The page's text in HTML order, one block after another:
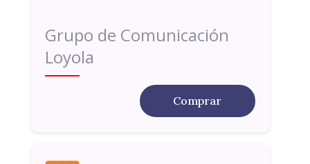
Grupo de Comunicación
Loyola
Comprar